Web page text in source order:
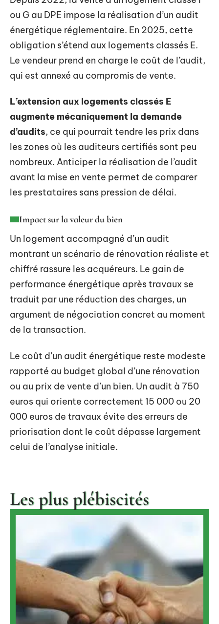
ou G au DPE impose la réalisation d’un audit
énergétique réglementaire. En 2025, cette
obligation s’étend aux logements classés E.
Le vendeur prend en charge le coût de l’audit,
qui est annexé au compromis de vente.
L’extension aux logements classés E
augmente mécaniquement la demande
d’audits, ce qui pourrait tendre les prix dans
les zones où les auditeurs certifiés sont peu
nombreux. Anticiper la réalisation de l’audit
avant la mise en vente permet de comparer
les prestataires sans pression de délai.
Impact sur la valeur du bien
Un logement accompagné d’un audit
montrant un scénario de rénovation réaliste et
chiffré rassure les acquéreurs. Le gain de
performance énergétique après travaux se
traduit par une réduction des charges, un
argument de négociation concret au moment
de la transaction.
Le coût d’un audit énergétique reste modeste
rapporté au budget global d’une rénovation
ou au prix de vente d’un bien. Un audit à 750
euros qui oriente correctement 15 000 ou 20
000 euros de travaux évite des erreurs de
priorisation dont le coût dépasse largement
celui de l’analyse initiale.
Les plus plébiscités